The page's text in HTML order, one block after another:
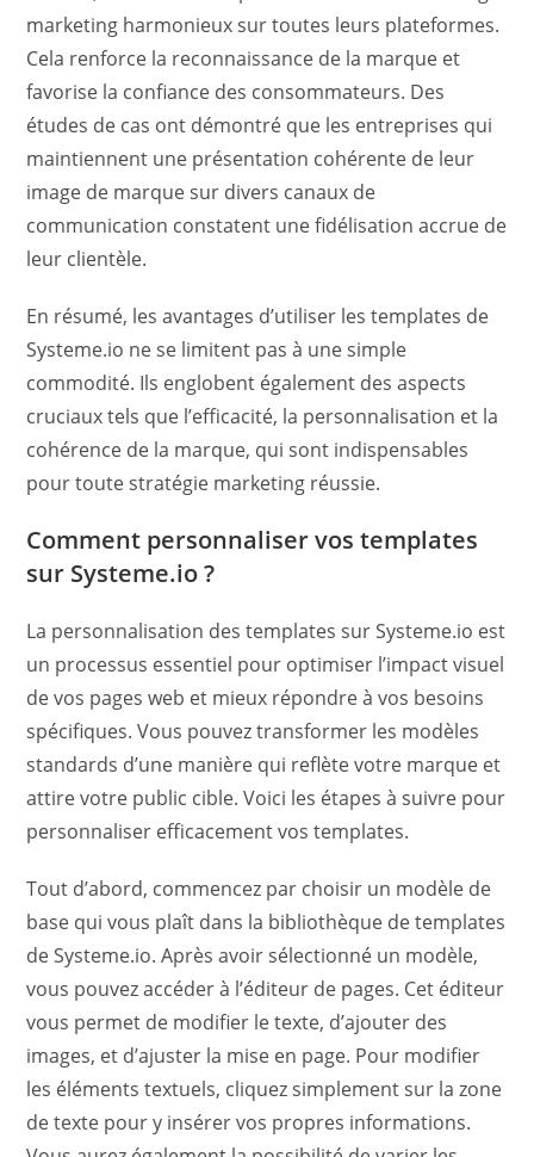
marketing harmonieux sur toutes leurs plateformes.
Cela renforce la reconnaissance de la marque et
favorise la confiance des consommateurs. Des
études de cas ont démontré que les entreprises qui
maintiennent une présentation cohérente de leur
image de marque sur divers canaux de
communication constatent une fidélisation accrue de
leur clientèle.
En résumé, les avantages d’utiliser les templates de
Systeme.io ne se limitent pas à une simple
commodité. Ils englobent également des aspects
cruciaux tels que l’efficacité, la personnalisation et la
cohérence de la marque, qui sont indispensables
pour toute stratégie marketing réussie.
Comment personnaliser vos templates
sur Systeme.io ?
La personnalisation des templates sur Systeme.io est
un processus essentiel pour optimiser l’impact visuel
de vos pages web et mieux répondre à vos besoins
spécifiques. Vous pouvez transformer les modèles
standards d’une manière qui reflète votre marque et
attire votre public cible. Voici les étapes à suivre pour
personnaliser efficacement vos templates.
Tout d’abord, commencez par choisir un modèle de
base qui vous plaît dans la bibliothèque de templates
de Systeme.io. Après avoir sélectionné un modèle,
vous pouvez accéder à l’éditeur de pages. Cet éditeur
vous permet de modifier le texte, d’ajouter des
images, et d’ajuster la mise en page. Pour modifier
les éléments textuels, cliquez simplement sur la zone
de texte pour y insérer vos propres informations.